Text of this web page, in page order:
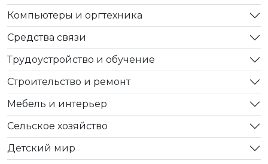
Компьютеры и оргтехника
Средства связи
Трудоустройство и обучение
Строительство и ремонт
Мебель и интерьер
Сельское хозяйство
Детский мир